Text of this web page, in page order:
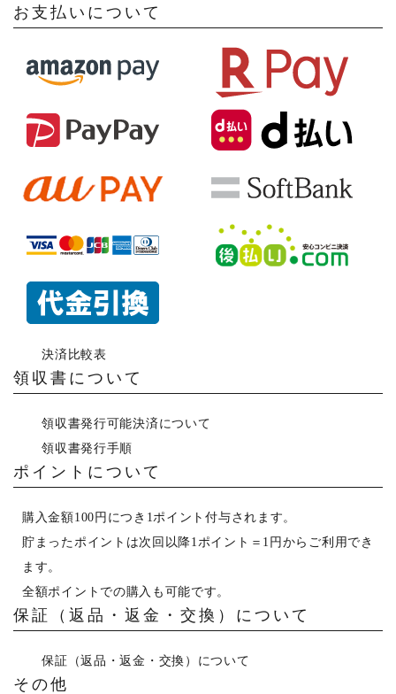
お支払いについて
決済比較表
領収書について
領収書発行可能決済について
領収書発行手順
ポイントについて
購入金額100円につき1ポイント付与されます。
貯まったポイントは次回以降1ポイント＝1円からご利用でき
ます。
全額ポイントでの購入も可能です。
保証（返品・返金・交換）について
保証（返品・返金・交換）について
その他